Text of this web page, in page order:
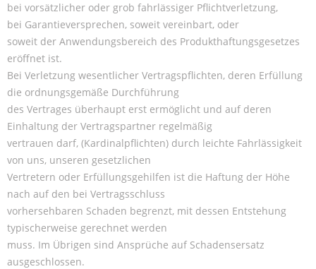
bei vorsätzlicher oder grob fahrlässiger Pflichtverletzung,
bei Garantieversprechen, soweit vereinbart, oder
soweit der Anwendungsbereich des Produkthaftungsgesetzes
eröffnet ist.
Bei Verletzung wesentlicher Vertragspflichten, deren Erfüllung
die ordnungsgemäße Durchführung
des Vertrages überhaupt erst ermöglicht und auf deren
Einhaltung der Vertragspartner regelmäßig
vertrauen darf, (Kardinalpflichten) durch leichte Fahrlässigkeit
von uns, unseren gesetzlichen
Vertretern oder Erfüllungsgehilfen ist die Haftung der Höhe
nach auf den bei Vertragsschluss
vorhersehbaren Schaden begrenzt, mit dessen Entstehung
typischerweise gerechnet werden
muss. Im Übrigen sind Ansprüche auf Schadensersatz
ausgeschlossen.